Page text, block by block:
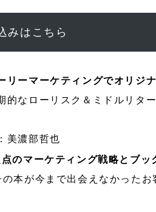
みはこちら
リーマーケティングでオリジ
的なローリスク＆ミドルリタ
美濃部哲也
点のマーケティング戦略とブッ
の本が今まで出会えなかったお